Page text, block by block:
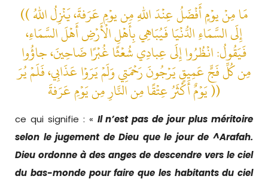
(( مَا مِنْ يوْمٍ أَفْضَلُ عِنْدَ اللهِ مِن يوْمِ عَرَفةَ، يَنْزِلُ اللهُ
إِلَى السَّمَاءِ الدُّنْيَا فَيُبَاهِي بِأَهْلِ الْأَرْضِ أَهْلَ السَّمَاءِ،
فَيَقُولُ: انْظُرُوا إِلَى عِبادِي شُعْثًا غُبْرًا ضَاحِينَ، جاؤُوا
مِن كُلِّ فَجٍّ عَمِيقٍ يَرْجُونَ رَحْمَتِي وَلَمْ يَرَوْا عَذَابِي، فَلَمْ يُرَ
يَوْمٌ أَكْثَرُ عِتْقًا مِن النَّارِ مِن يَوْمِ عَرَفةَ ))
ce qui signifie : « Il n’est pas de jour plus méritoire
selon le jugement de Dieu que le jour de ^Arafah.
Dieu ordonne à des anges de descendre vers le ciel
du bas-monde pour faire que les habitants du ciel